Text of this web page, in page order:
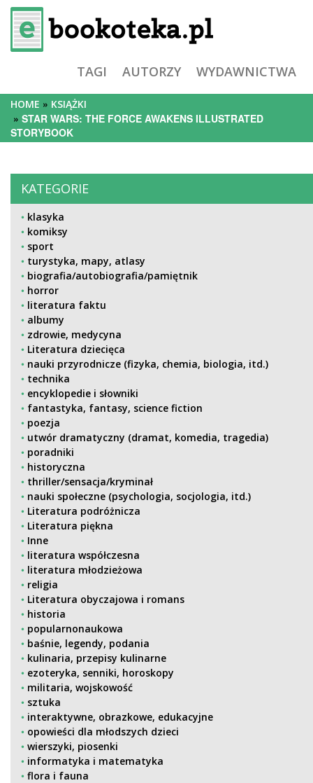
TAGI AUTORZY WYDAWNICTWA
HOME KSIĄŻKI
STAR WARS: THE FORCE AWAKENS ILLUSTRATED
STORYBOOK
KATEGORIE
klasyka
komiksy
sport
turystyka, mapy, atlasy
biografia/autobiografia/pamiętnik
horror
literatura faktu
albumy
zdrowie, medycyna
Literatura dziecięca
nauki przyrodnicze (fizyka, chemia, biologia, itd.)
technika
encyklopedie i słowniki
fantastyka, fantasy, science fiction
poezja
utwór dramatyczny (dramat, komedia, tragedia)
poradniki
historyczna
thriller/sensacja/kryminał
nauki społeczne (psychologia, socjologia, itd.)
Literatura podróżnicza
Literatura piękna
Inne
literatura współczesna
literatura młodzieżowa
religia
Literatura obyczajowa i romans
historia
popularnonaukowa
baśnie, legendy, podania
kulinaria, przepisy kulinarne
ezoteryka, senniki, horoskopy
militaria, wojskowość
sztuka
interaktywne, obrazkowe, edukacyjne
opowieści dla młodszych dzieci
wierszyki, piosenki
informatyka i matematyka
flora i fauna